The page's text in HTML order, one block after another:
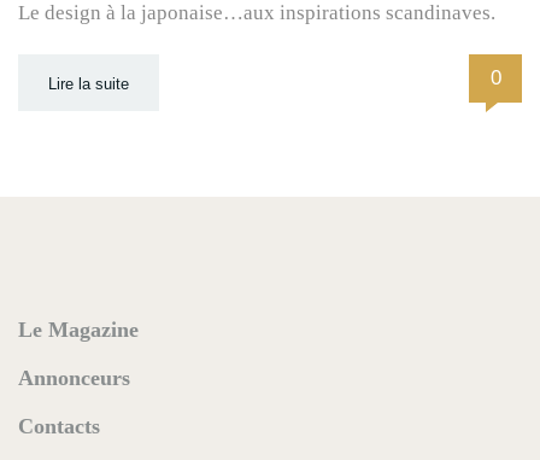
Le design à la japonaise…aux inspirations scandinaves.
Lire la suite 0
Le Magazine
Annonceurs
Contacts